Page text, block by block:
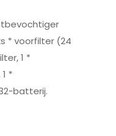
* voorfilter (24
1 *
*
batterij.